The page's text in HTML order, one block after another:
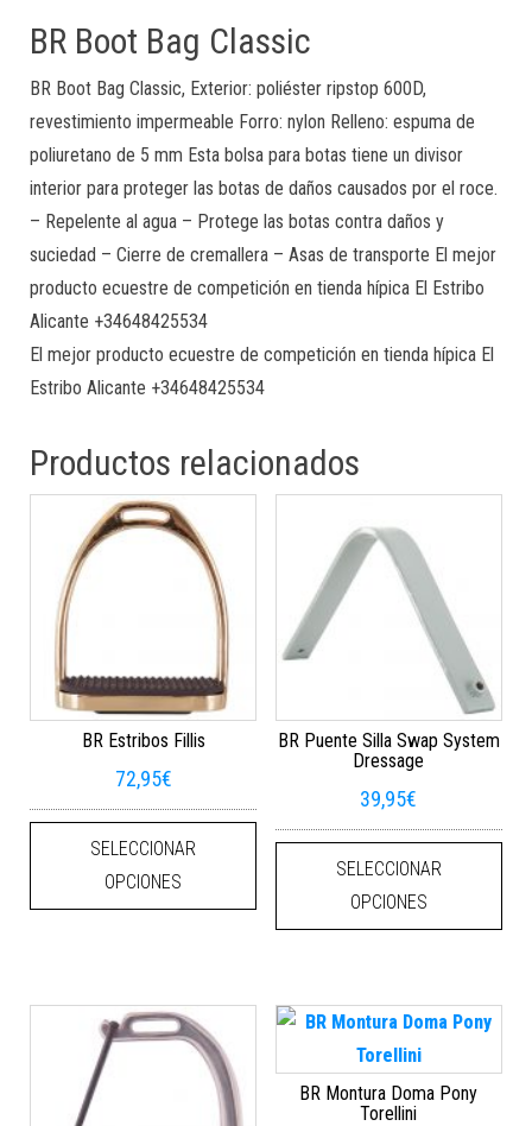
BR Boot Bag Classic
BR Boot Bag Classic, Exterior: poliéster ripstop 600D,
revestimiento impermeable Forro: nylon Relleno: espuma de
poliuretano de 5 mm Esta bolsa para botas tiene un divisor
interior para proteger las botas de daños causados ​​por el roce.
– Repelente al agua – Protege las botas contra daños y
suciedad – Cierre de cremallera – Asas de transporte El mejor
producto ecuestre de competición en tienda hípica El Estribo
Alicante +34648425534
El mejor producto ecuestre de competición en tienda hípica El
Estribo Alicante +34648425534
Productos relacionados
BR Estribos Fillis
72,95€
SELECCIONAR
OPCIONES
Este producto tiene múltiples
BR Puente Silla Swap System
Dressage
39,95€
SELECCIONAR
OPCIONES
BR Montura Doma Pony
Torellini